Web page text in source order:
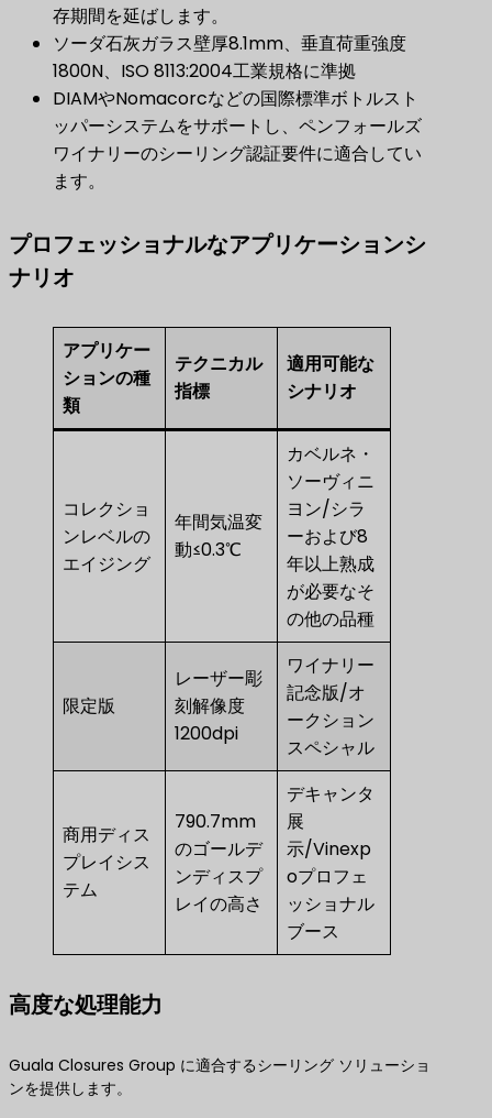
存期間を延ばします。
ソーダ石灰ガラス壁厚8.1mm、垂直荷重強度
1800N、ISO 8113:2004工業規格に準拠
DIAMやNomacorcなどの国際標準ボトルスト
ッパーシステムをサポートし、ペンフォールズ
ワイナリーのシーリング認証要件に適合してい
ます。
プロフェッショナルなアプリケーションシ
ナリオ
アプリケー
ションの種
類
テクニカル
指標
適用可能な
シナリオ
コレクショ
ンレベルの
エイジング
年間気温変
動≤0.3℃
カベルネ・
ソーヴィニ
ヨン/シラ
ーおよび8
年以上熟成
が必要なそ
の他の品種
限定版
レーザー彫
刻解像度
1200dpi
ワイナリー
記念版/オ
ークション
スペシャル
商用ディス
プレイシス
テム
790.7mm
のゴールデ
ンディスプ
レイの高さ
デキャンタ
展
示/Vinexp
oプロフェ
ッショナル
ブース
高度な処理能力
Guala Closures Group に適合するシーリング ソリューショ
ンを提供します。